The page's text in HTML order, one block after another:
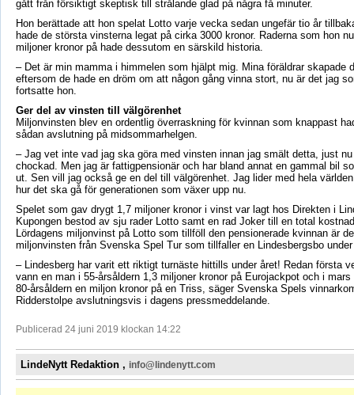
gått från försiktigt skeptisk till strålande glad på några få minuter.
Hon berättade att hon spelat Lotto varje vecka sedan ungefär tio år
hade de största vinsterna legat på cirka 3000 kronor. Raderna som hon
miljoner kronor på hade dessutom en särskild historia.
– Det är min mamma i himmelen som hjälpt mig. Mina föräldrar skapade
eftersom de hade en dröm om att någon gång vinna stort, nu är det jag
fortsatte hon.
Ger del av vinsten till välgörenhet
Miljonvinsten blev en ordentlig överraskning för kvinnan som knappast
sådan avslutning på midsommarhelgen.
– Jag vet inte vad jag ska göra med vinsten innan jag smält detta, just
chockad. Men jag är fattigpensionär och har bland annat en gammal bil
ut. Sen vill jag också ge en del till välgörenhet. Jag lider med hela
hur det ska gå för generationen som växer upp nu.
Spelet som gav drygt 1,7 miljoner kronor i vinst var lagt hos Direkten i
Kupongen bestod av sju rader Lotto samt en rad Joker till en total
Lördagens miljonvinst på Lotto som tillföll den pensionerade kvinnan är
miljonvinsten från Svenska Spel Tur som tillfaller en Lindesbergsbo
– Lindesberg har varit ett riktigt turnäste hittills under året! Redan första
vann en man i 55-årsåldern 1,3 miljoner kronor på Eurojackpot och i
80-årsåldern en miljon kronor på en Triss, säger Svenska Spels
Ridderstolpe avslutningsvis i dagens pressmeddelande.
Publicerad 24 juni 2019 klockan 14:22
LindeNytt Redaktion , info@lindenytt.com